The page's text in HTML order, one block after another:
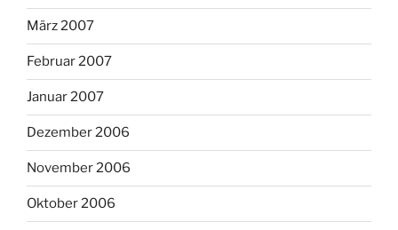
März 2007
Februar 2007
Januar 2007
Dezember 2006
November 2006
Oktober 2006